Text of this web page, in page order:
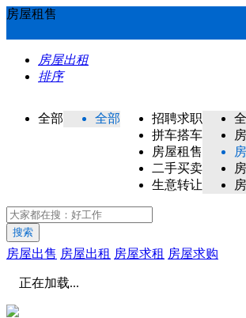
房屋租售
房屋出租
排序
全部 全部
招聘求职
拼车搭车
房屋租售
二手买卖
生意转让
搜索
房屋出售 房屋出租 房屋求租 房屋求购
正在加载...